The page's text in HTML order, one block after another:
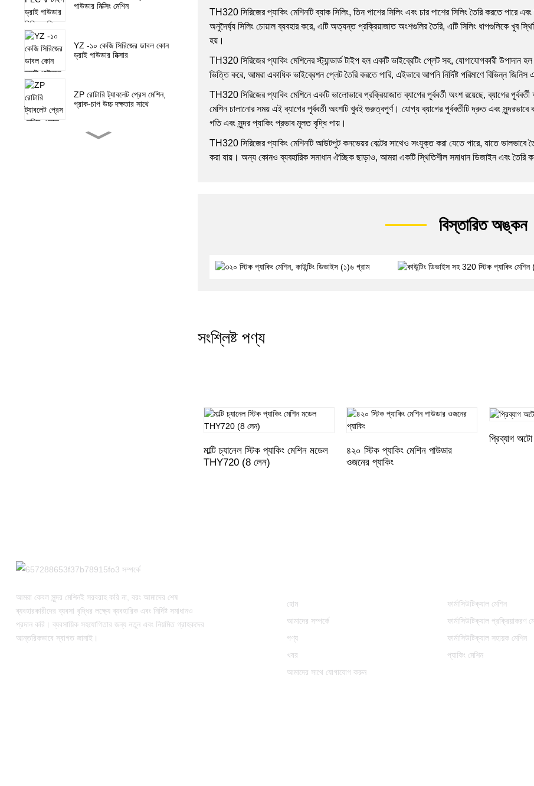
পাউডার মিক্সিং মেশিন
YZ -১০ কেজি সিরিজের ডাবল কোন
ড্রাই পাউডার মিক্সার
ZP রোটারি ট্যাবলেট প্রেস মেশিন,
প্রাক-চাপ উচ্চ দক্ষতার সাথে
TH320 সিরিজের প্যাকিং মেশিনটি ব্যাক সিলিং, তিন পাশের সিলিং এবং চার পাশের সিলিং তৈরি করতে পারে
অনুদৈর্ঘ্য সিলিং চোয়াল ব্যবহার করে, এটি অত্যন্ত প্রক্রিয়াজাত অংশগুলির তৈরি, এটি সিলিং ধাপগুলিকে খুব
হয়।
TH320 সিরিজের প্যাকিং মেশিনের স্ট্যান্ডার্ড টাইপ হল একটি ভাইব্রেটিং প্লেট সহ, যোগাযোগকারী
ভিত্তি করে, আমরা একাধিক ভাইব্রেশন প্লেট তৈরি করতে পারি, এইভাবে আপনি নির্দিষ্ট পরিমাণে বিভিন্ন
TH320 সিরিজের প্যাকিং মেশিনে একটি ভালোভাবে প্রক্রিয়াজাত ব্যাগের পূর্ববর্তী অংশ রয়েছে, ব্যাগের
মেশিন চালানোর সময় এই ব্যাগের পূর্ববর্তী অংশটি খুবই গুরুত্বপূর্ণ। যোগ্য ব্যাগের পূর্ববর্তীটি দ্রুত এবং
গতি এবং সুন্দর প্যাকিং প্রভাব মূলত বৃদ্ধি পায়।
TH320 সিরিজের প্যাকিং মেশিনটি আউটপুট কনভেয়র বেল্টের সাথেও সংযুক্ত করা যেতে পারে, যাতে ভালভাবে
করা যায়। অন্য কোনও ব্যবহারিক সমাধান ঐচ্ছিক ছাড়াও, আমরা একটি স্থিতিশীল সমাধান ডিজাইন এবং তৈরি
বিস্তারিত অঙ্কন
সংশ্লিষ্ট পণ্য
মাল্টি চ্যানেল স্টিক প্যাকিং মেশিন মডেল
THY720 (8 লেন)
৪২০ স্টিক প্যাকিং মেশিন পাউডার
ওজনের প্যাকিং
প্রিব্যাগ অটো
আমরা কেবল সুন্দর মেশিনই সরবরাহ করি না, বরং আমাদের শেষ
ব্যবহারকারীদের ব্যবসা বৃদ্ধির লক্ষ্যে ব্যবহারিক এবং নির্দিষ্ট সমাধানও
প্রদান করি। ব্যবসায়িক সহযোগিতার জন্য নতুন এবং নিয়মিত গ্রাহকদের
আন্তরিকভাবে স্বাগত জানাই।
হোম
আমাদের সম্পর্কে
পণ্য
খবর
আমাদের সাথে যোগাযোগ করুন
ফার্মাসিউটিক্যাল মেশিন
ফার্মাসিউটিক্যাল প্রক্রিয়াকরণ
ফার্মাসিউটিক্যাল সহায়ক মেশিন
প্যাকিং মেশিন